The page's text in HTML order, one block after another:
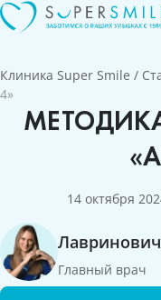
Клиника Super Smile /
4»
14 октября
Главный врач